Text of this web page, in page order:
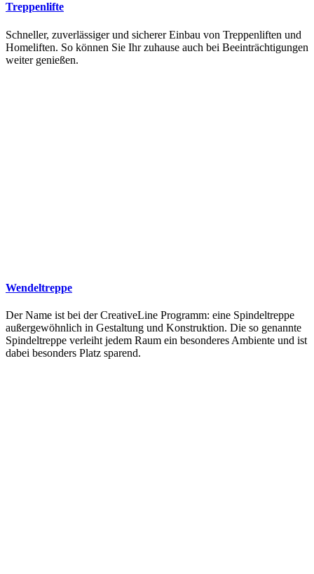
Treppenlifte
Schneller, zuverlässiger und sicherer Einbau von Treppenliften und
Homeliften. So können Sie Ihr zuhause auch bei Beeinträchtigungen
weiter genießen.
Wendeltreppe
Der Name ist bei der CreativeLine Programm: eine Spindeltreppe
außergewöhnlich in Gestaltung und Konstruktion. Die so genannte
Spindeltreppe verleiht jedem Raum ein besonderes Ambiente und ist
dabei besonders Platz sparend.